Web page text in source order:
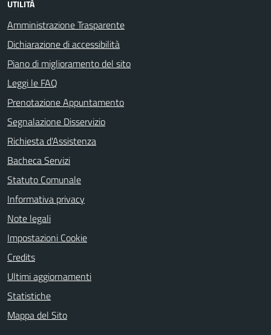
UTILITÀ
Amministrazione Trasparente
Dichiarazione di accessibilità
Piano di miglioramento del sito
Leggi le FAQ
Prenotazione Appuntamento
Segnalazione Disservizio
Richiesta d'Assistenza
Bacheca Servizi
Statuto Comunale
Informativa privacy
Note legali
Impostazioni Cookie
Credits
Ultimi aggiornamenti
Statistiche
Mappa del Sito